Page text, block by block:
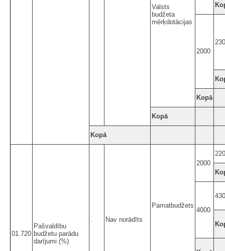
Valsts
budžeta
mērķdotācijas
2000
Kopā
Kopā
Kopā
01.720
Pašvaldību
budžetu parādu
darījumi (%)
Nav norādīts
Pamatbudžets
2000
4000